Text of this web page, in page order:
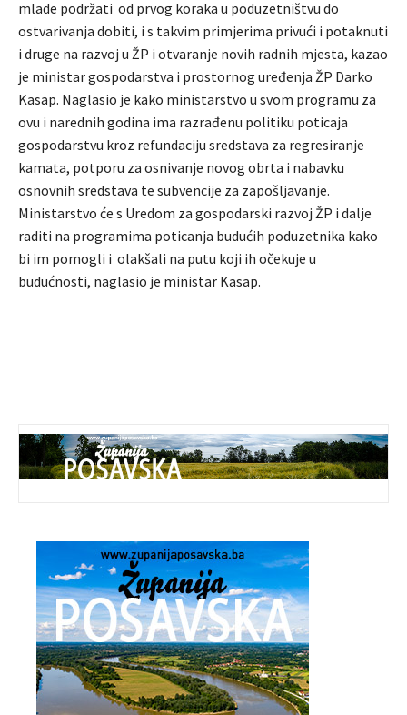
mlade podržati od prvog koraka u poduzetništvu do
ostvarivanja dobiti, i s takvim primjerima privući i potaknuti
i druge na razvoj u ŽP i otvaranje novih radnih mjesta, kazao
je ministar gospodarstva i prostornog uređenja ŽP Darko
Kasap. Naglasio je kako ministarstvo u svom programu za
ovu i narednih godina ima razrađenu politiku poticaja
gospodarstvu kroz refundaciju sredstava za regresiranje
kamata, potporu za osnivanje novog obrta i nabavku
osnovnih sredstava te subvencije za zapošljavanje.
Ministarstvo će s Uredom za gospodarski razvoj ŽP i dalje
raditi na programima poticanja budućih poduzetnika kako
bi im pomogli i olakšali na putu koji ih očekuje u
budućnosti, naglasio je ministar Kasap.